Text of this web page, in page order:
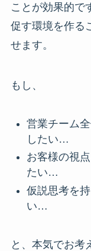
ことが効果的で
促す環境を作る
せます。
もし、
営業チーム
したい…
お客様の視
たい…
仮説思考を
い…
と、本気でお考